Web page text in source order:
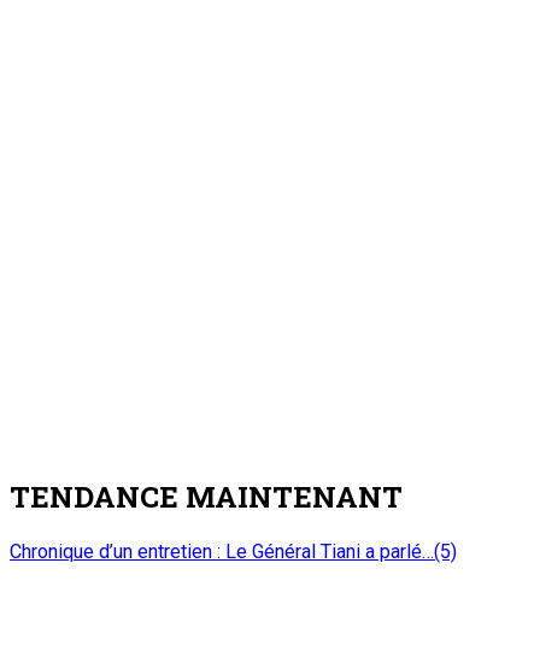
TENDANCE MAINTENANT
Chronique d’un entretien : Le Général Tiani a parlé…(5)